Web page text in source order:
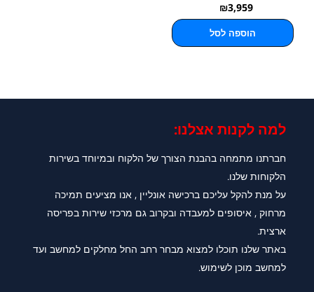
₪3,959
הוספה לסל
למה לקנות אצלנו:​
חברתנו מתמחה בהבנת הצורך של הלקוח ובמיוחד בשירות
הלקוחות שלנו.
על מנת להקל עליכם ברכישה אונליין , אנו מציעים תמיכה
מרחוק , איסופים למעבדה ובקרוב גם מרכזי שירות בפריסה
ארצית.
באתר שלנו תוכלו למצוא מבחר רחב החל מחלקים למחשב ועד
למחשב מוכן לשימוש.